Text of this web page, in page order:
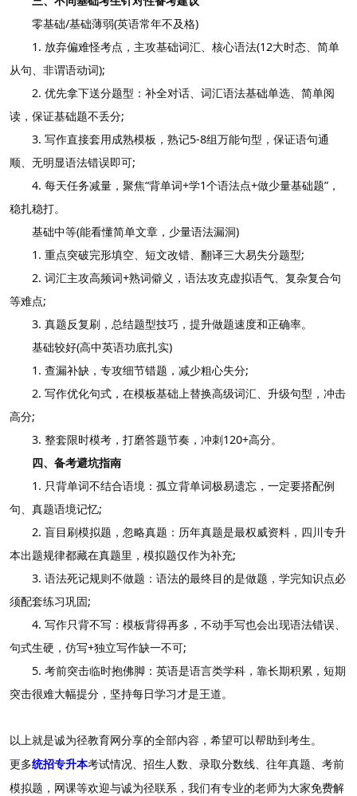
零基础/基础薄弱(英语常年不及格)
1. 放弃偏难怪考点，主攻基础词汇、核心语法(12大时态、简单
从句、非谓语动词);
2. 优先拿下送分题型：补全对话、词汇语法基础单选、简单阅
读，保证基础题不丢分;
3. 写作直接套用成熟模板，熟记5-8组万能句型，保证语句通
顺、无明显语法错误即可;
4. 每天任务减量，聚焦“背单词+学1个语法点+做少量基础题”，
稳扎稳打。
基础中等(能看懂简单文章，少量语法漏洞)
1. 重点突破完形填空、短文改错、翻译三大易失分题型;
2. 词汇主攻高频词+熟词僻义，语法攻克虚拟语气、复杂复合句
等难点;
3. 真题反复刷，总结题型技巧，提升做题速度和正确率。
基础较好(高中英语功底扎实)
1. 查漏补缺，专攻细节错题，减少粗心失分;
2. 写作优化句式，在模板基础上替换高级词汇、升级句型，冲击
高分;
3. 整套限时模考，打磨答题节奏，冲刺120+高分。
四、备考避坑指南
1. 只背单词不结合语境：孤立背单词极易遗忘，一定要搭配例
句、真题语境记忆;
2. 盲目刷模拟题，忽略真题：历年真题是最权威资料，四川专升
本出题规律都藏在真题里，模拟题仅作为补充;
3. 语法死记规则不做题：语法的最终目的是做题，学完知识点必
须配套练习巩固;
4. 写作只背不写：模板背得再多，不动手写也会出现语法错误、
句式生硬，仿写+独立写作缺一不可;
5. 考前突击临时抱佛脚：英语是语言类学科，靠长期积累，短期
突击很难大幅提分，坚持每日学习才是王道。
以上就是诚为径教育网分享的全部内容，希望可以帮助到考生。
更多统招专升本考试情况、招生人数、录取分数线、往年真题、考前
模拟题，网课等欢迎与诚为径联系，我们有专业的老师为大家免费解